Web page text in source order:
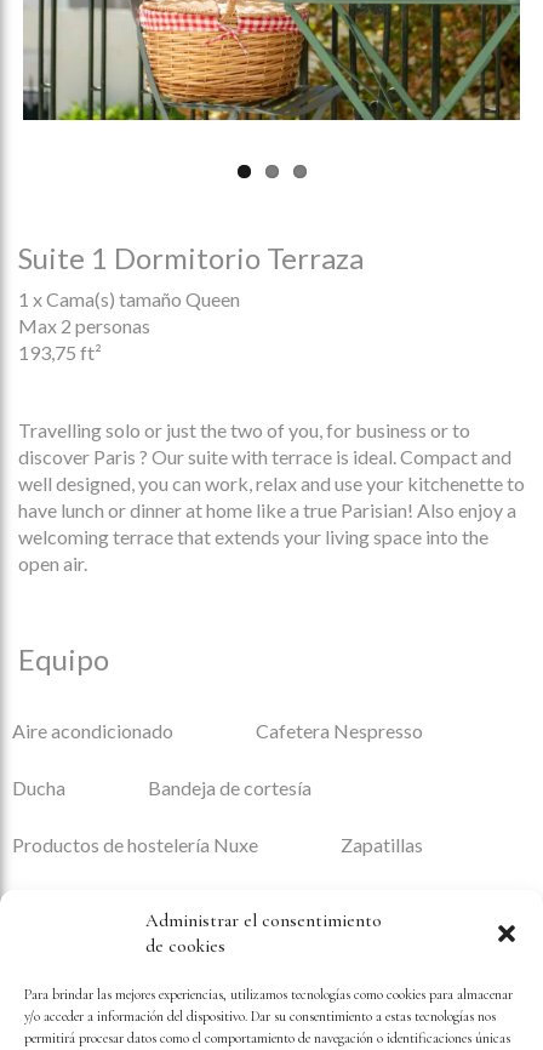
Administrar el consentimiento
de cookies
Para brindar las mejores experiencias, utilizamos tecnologías como cookies para almacenar
y/o acceder a información del dispositivo. Dar su consentimiento a estas tecnologías nos
permitirá procesar datos como el comportamiento de navegación o identificaciones únicas
Suite 1 Dormitorio Terraza
1 x Cama(s) tamaño Queen
Max 2 personas
193,75 ft²
Travelling solo or just the two of you, for business or to
discover Paris ? Our suite with terrace is ideal. Compact and
well designed, you can work, relax and use your kitchenette to
have lunch or dinner at home like a true Parisian! Also enjoy a
welcoming terrace that extends your living space into the
open air.
Equipo
Aire acondicionado Cafetera Nespresso
Ducha Bandeja de cortesía
Productos de hostelería Nuxe Zapatillas
Canales de televisión internacionales
Zona de cocina Vajilla Alessi